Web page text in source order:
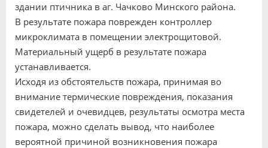
здании птичника в аг. Чачково Минского района.
В результате пожара поврежден контроллер
микроклимата в помещении электрощитовой.
Материальный ущерб в результате пожара
устанавливается.
Исходя из обстоятельств пожара, принимая во
внимание термические повреждения, показания
свидетелей и очевидцев, результаты осмотра места
пожара, можно сделать вывод, что наиболее
вероятной причиной возникновения пожара